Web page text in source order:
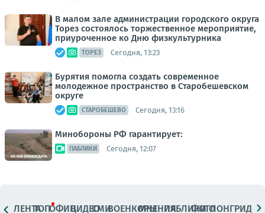
В малом зале администрации городского округа
Торез состоялось торжественное мероприятие,
приуроченное ко Дню физкультурника
ТОРЕЗ Сегодня, 13:23
Бурятия помогла создать современное
молодежное пространство в Старобешевском
округе
СТАРОБЕШЕВО Сегодня, 13:16
Минобороны РФ гарантирует:
ПАБЛИКИ Сегодня, 12:07
ЛЕНТАТОПОФИЦ.ВИДЕОСМИВОЕНКОРЫМНЕНИЯПАБЛИКИ
ФОТОЛОНГРИДЫ